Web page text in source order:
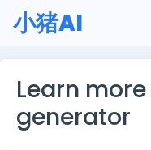
小猪AI
Learn
generator